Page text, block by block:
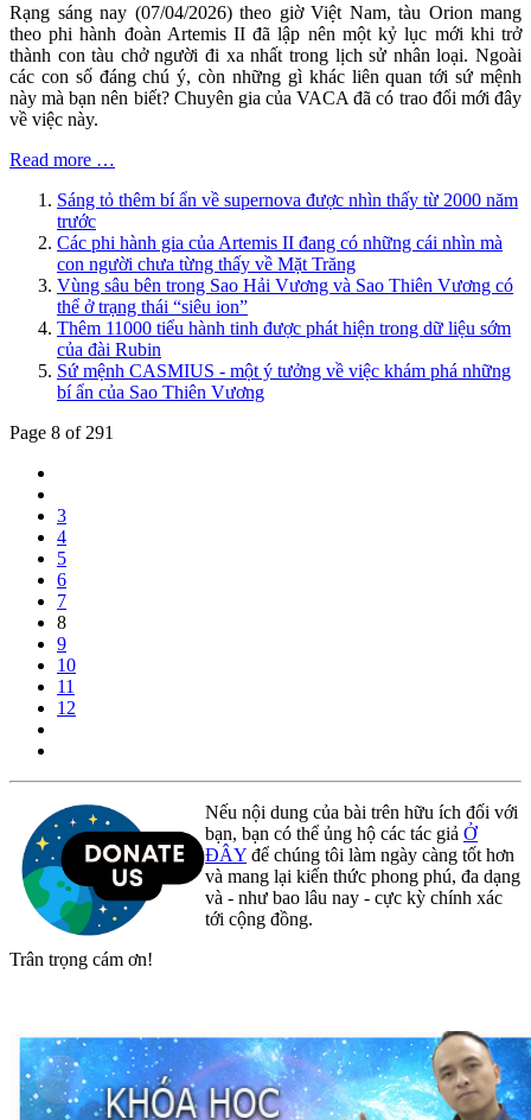
Rạng sáng nay (07/04/2026) theo giờ Việt Nam, tàu Orion mang
theo phi hành đoàn Artemis II đã lập nên một kỷ lục mới khi trở
thành con tàu chở người đi xa nhất trong lịch sử nhân loại. Ngoài
các con số đáng chú ý, còn những gì khác liên quan tới sứ mệnh
này mà bạn nên biết? Chuyên gia của VACA đã có trao đổi mới đây
về việc này.
Read more …
Sáng tỏ thêm bí ẩn về supernova được nhìn thấy từ 2000 năm
trước
Các phi hành gia của Artemis II đang có những cái nhìn mà
con người chưa từng thấy về Mặt Trăng
Vùng sâu bên trong Sao Hải Vương và Sao Thiên Vương có
thể ở trạng thái “siêu ion”
Thêm 11000 tiểu hành tinh được phát hiện trong dữ liệu sớm
của đài Rubin
Sứ mệnh CASMIUS - một ý tưởng về việc khám phá những
bí ẩn của Sao Thiên Vương
Page 8 of 291
3
4
5
6
7
8
9
10
11
12
Nếu nội dung của bài trên hữu ích đối với
bạn, bạn có thể ủng hộ các tác giả Ở
ĐÂY để chúng tôi làm ngày càng tốt hơn
và mang lại kiến thức phong phú, đa dạng
và - như bao lâu nay - cực kỳ chính xác
tới cộng đồng.
Trân trọng cám ơn!